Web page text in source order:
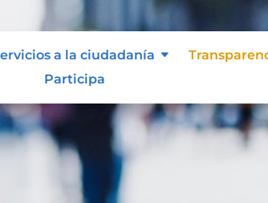
a la ciudadanía
Participa